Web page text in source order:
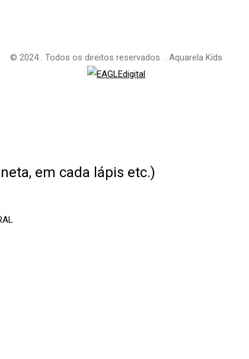
© 2024 . Todos os direitos reservados . Aquarela Kids
em cada lápis etc.)